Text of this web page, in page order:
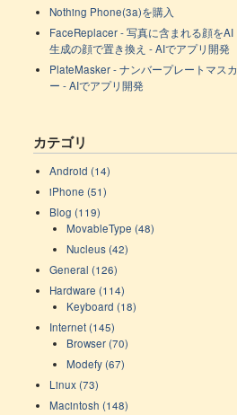
Nothing Phone(3a)を購入
FaceReplacer - 写真に含まれる顔をAI
生成の顔で置き換え - AIでアプリ開発
PlateMasker - ナンバープレートマスカ
ー - AIでアプリ開発
カテゴリ
Android (14)
iPhone (51)
Blog (119)
MovableType (48)
Nucleus (42)
General (126)
Hardware (114)
Keyboard (18)
Internet (145)
Browser (70)
Modefy (67)
Linux (73)
Macintosh (148)